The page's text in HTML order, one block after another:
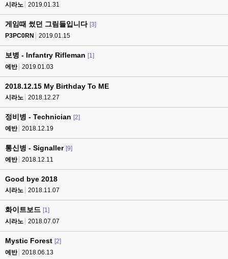
시라노
2019.01.31
게임때 썼던 그림들입니다 [3]
P3PC0RN
2019.01.15
보병 - Infantry Rifleman [1]
에반
2019.01.03
2018.12.15 My Birthday To ME
시라노 2018.12.27
정비병 - Technician [2]
에반
2018.12.19
통신병 - Signaller [9]
에반
2018.12.11
Good bye 2018
시라노 2018.11.07
화이트보드 [1]
시라노
2018.07.07
Mystic Forest [2]
에반
2018.06.13